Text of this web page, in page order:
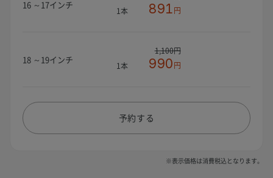
16 ～17インチ
1本 891円
18 ～19インチ
1本
1,100円
990円
予約する
※表示価格は消費税込となります。